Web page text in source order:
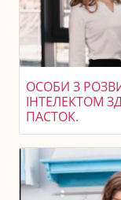
ОСОБИ З
ІНТЕЛЕКТОМ
ПАСТОК.